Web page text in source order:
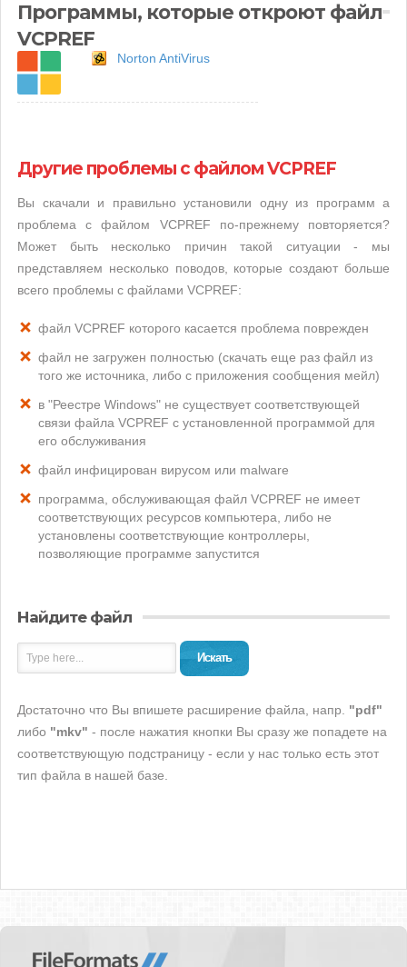
Программы, которые откроют файл
VCPREF
Norton AntiVirus
Другие проблемы с файлом VCPREF
Вы скачали и правильно установили одну из программ а
проблема с файлом VCPREF по-прежнему повторяется?
Может быть несколько причин такой ситуации - мы
представляем несколько поводов, которые создают больше
всего проблемы с файлами VCPREF:
файл VCPREF которого касается проблема поврежден
файл не загружен полностью (скачать еще раз файл из
того же источника, либо с приложения сообщения мейл)
в "Реестре Windows" не существует соответствующей
связи файла VCPREF с установленной программой для
его обслуживания
файл инфицирован вирусом или malware
программа, обслуживающая файл VCPREF не имеет
соответствующих ресурсов компьютера, либо не
установлены соответствующие контроллеры,
позволяющие программе запустится
Найдите файл
Искать
Достаточно что Вы впишете расширение файла, напр. "pdf"
либо "mkv" - после нажатия кнопки Вы сразу же попадете на
соответствующую подстраницу - если у нас только есть этот
тип файла в нашей базе.